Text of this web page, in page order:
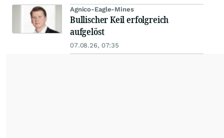
Agnico-Eagle-Mines
Bullischer Keil erfolgreich
aufgelöst
07.08.26, 07:35